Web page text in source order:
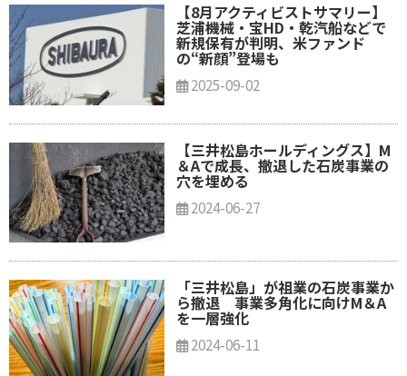
【8月アクティビストサマリー】
芝浦機械・宝HD・乾汽船などで
新規保有が判明、米ファンド
の“新顔”登場も
2025-09-02
【 三井松島ホールディングス】M
＆Aで成長、撤退した石炭事業の
穴を埋める
2024-06-27
「三井松島」が祖業の石炭事業か
ら撤退 事業多角化に向けM＆A
を一層強化
2024-06-11